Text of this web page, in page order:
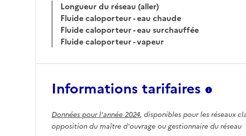
Longueur du réseau (aller)
Fluide caloporteur - eau chaude
Fluide caloporteur - eau surchauffée
Fluide caloporteur - vapeur
Informations tarifaires
Données pour l'année 2024, disponibles pour les réseaux
opposition du maître d'ouvrage ou gestionnaire du réseau